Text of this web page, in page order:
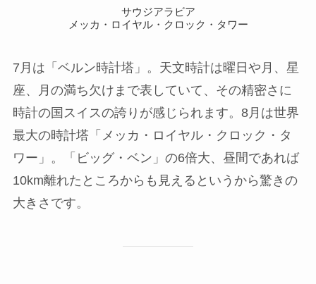
サウジアラビア
メッカ・ロイヤル・クロック・タワー
7月は「ベルン時計塔」。天文時計は曜日や月、星
座、月の満ち欠けまで表していて、その精密さに
時計の国スイスの誇りが感じられます。8月は世界
最大の時計塔「メッカ・ロイヤル・クロック・タ
ワー」。「ビッグ・ベン」の6倍大、昼間であれば
10km離れたところからも見えるというから驚きの
大きさです。